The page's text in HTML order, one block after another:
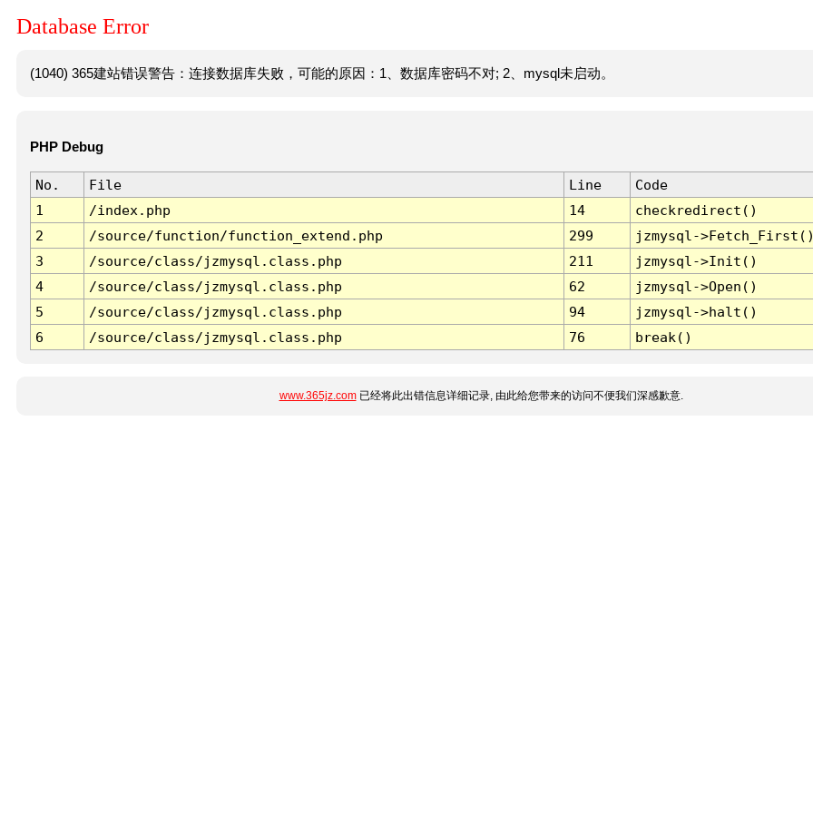
Database Error
(1040) 365建站错误警告：连接数据库失败，可能的原因：1、数据库密码不对; 2、mysql未启动。
PHP Debug
No. File Line
Code
1
/index.php 14
checkredirect()
2
/source/function/function_extend.php 299
jzmysql-
3
/source/class/jzmysql.class.php 211
jzmysql->Init()
4
/source/class/jzmysql.class.php 62
jzmysql->Open()
5
/source/class/jzmysql.class.php 94
jzmysql->halt()
6
/source/class/jzmysql.class.php 76 break()
www.365jz.com已经将此出错信息详细记录, 由此给您带来的访问不便我们深感歉意.